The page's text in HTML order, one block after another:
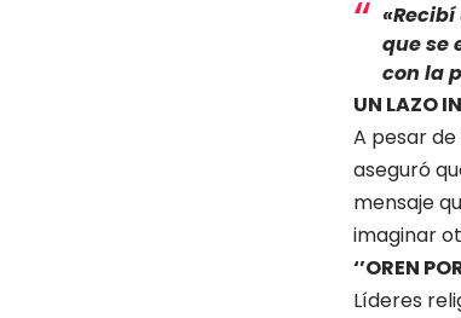
que se
con la
UN LAZO
A pesar
aseguró
mensaje
imaginar
‘’OREN
Líderes